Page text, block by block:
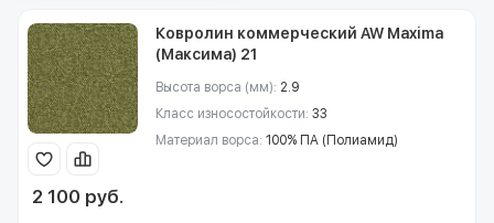
Ковролин коммерческий AW Maxima
(Максима) 21
Высота ворса (мм): 2.9
Класс износостойкости: 33
Материал ворса: 100% ПА (Полиамид)
2 100 руб.